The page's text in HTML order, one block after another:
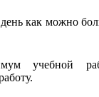
как можно
учебной